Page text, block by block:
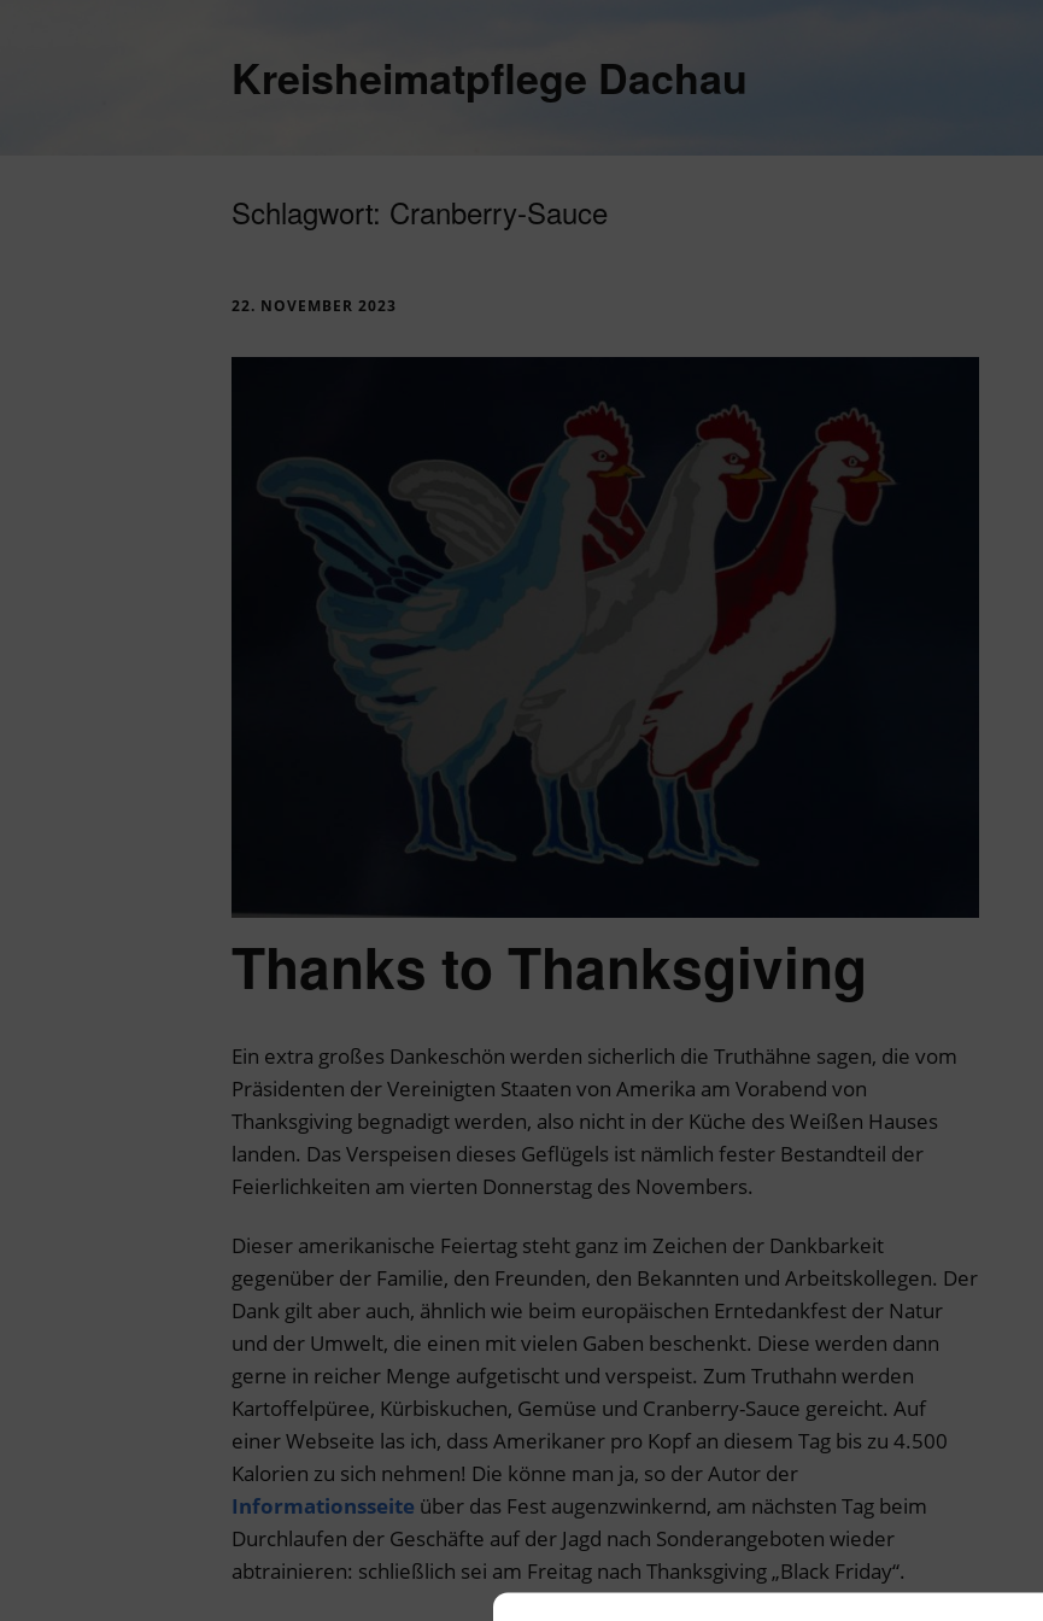
Kreisheimatpflege Dachau
Schlagwort: Cranberry-Sauce
22. NOVEMBER 2023
Thanks to Thanksgiving
Ein extra großes Dankeschön werden sicherlich die Truthähne sagen, die vom
Präsidenten der Vereinigten Staaten von Amerika am Vorabend von
Thanksgiving begnadigt werden, also nicht in der Küche des Weißen Hauses
landen. Das Verspeisen dieses Geflügels ist nämlich fester Bestandteil der
Feierlichkeiten am vierten Donnerstag des Novembers.
Dieser amerikanische Feiertag steht ganz im Zeichen der Dankbarkeit
gegenüber der Familie, den Freunden, den Bekannten und Arbeitskollegen. Der
Dank gilt aber auch, ähnlich wie beim europäischen Erntedankfest der Natur
und der Umwelt, die einen mit vielen Gaben beschenkt. Diese werden dann
gerne in reicher Menge aufgetischt und verspeist. Zum Truthahn werden
Kartoffelpüree, Kürbiskuchen, Gemüse und Cranberry-Sauce gereicht. Auf
einer Webseite las ich, dass Amerikaner pro Kopf an diesem Tag bis zu 4.500
Kalorien zu sich nehmen! Die könne man ja, so der Autor der
Informationsseite über das Fest augenzwinkernd, am nächsten Tag beim
Durchlaufen der Geschäfte auf der Jagd nach Sonderangeboten wieder
abtrainieren: schließlich sei am Freitag nach Thanksgiving „Black Friday“.